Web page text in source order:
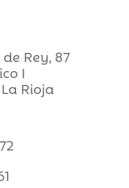
Rey, 87
I
Rioja